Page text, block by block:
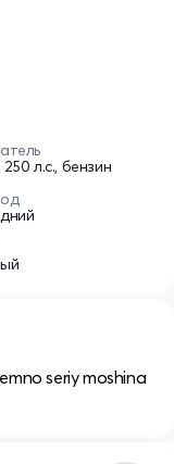
250 л.с., бензин
seriy moshina